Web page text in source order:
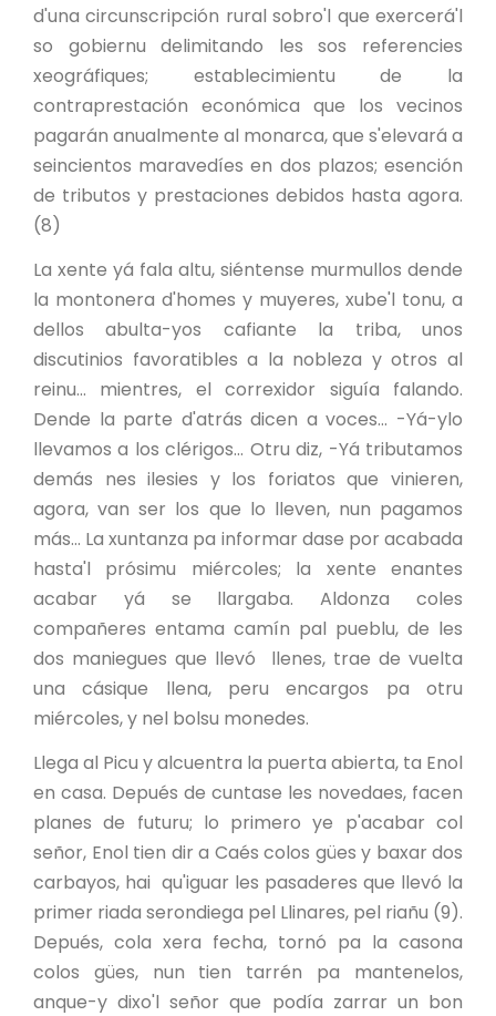
d'una circunscripción rural sobro'l que exercerá'l
so gobiernu delimitando les sos referencies
xeográfiques; establecimientu de la
contraprestación económica que los vecinos
pagarán anualmente al monarca, que s'elevará a
seincientos maravedíes en dos plazos; esención
de tributos y prestaciones debidos hasta agora.
(8)
La xente yá fala altu, siéntense murmullos dende
la montonera d'homes y muyeres, xube'l tonu, a
dellos abulta-yos cafiante la triba, unos
discutinios favoratibles a la nobleza y otros al
reinu... mientres, el correxidor siguía falando.
Dende la parte d'atrás dicen a voces... -Yá-ylo
llevamos a los clérigos... Otru diz, -Yá tributamos
demás nes ilesies y los foriatos que vinieren,
agora, van ser los que lo lleven, nun pagamos
más... La xuntanza pa informar dase por acabada
hasta'l prósimu miércoles; la xente enantes
acabar yá se llargaba. Aldonza coles
compañeres entama camín pal pueblu, de les
dos maniegues que llevó llenes, trae de vuelta
una cásique llena, peru encargos pa otru
miércoles, y nel bolsu monedes.
Llega al Picu y alcuentra la puerta abierta, ta Enol
en casa. Depués de cuntase les novedaes, facen
planes de futuru; lo primero ye p'acabar col
señor, Enol tien dir a Caés colos gües y baxar dos
carbayos, hai qu'iguar les pasaderes que llevó la
primer riada serondiega pel Llinares, pel riañu (9).
Depués, cola xera fecha, tornó pa la casona
colos gües, nun tien tarrén pa mantenelos,
anque-y dixo'l señor que podía zarrar un bon